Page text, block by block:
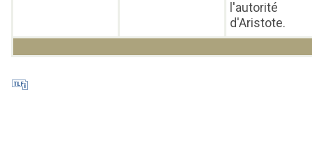
l'autorité
d'Aristote.